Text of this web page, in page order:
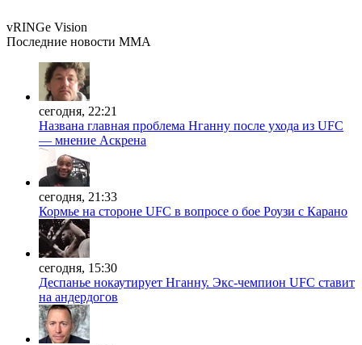
vRINGe Vision
Последние новости MMA
сегодня, 22:21
Названа главная проблема Нганну после ухода из UFC
— мнение Аскрена
сегодня, 21:33
Кормье на стороне UFC в вопросе о бое Роузи с Карано
сегодня, 15:30
Деспанье нокаутирует Нганну. Экс-чемпион UFC ставит
на андердогов